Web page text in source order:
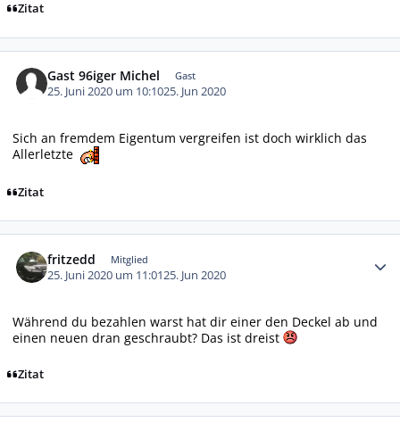
Zitat
Gast 96iger Michel Gast
25. Juni 2020 um 10:1025. Jun 2020
Sich an fremdem Eigentum vergreifen ist doch wirklich das
Allerletzte
Zitat
fritzedd Mitglied
25. Juni 2020 um 11:0125. Jun 2020
Während du bezahlen warst hat dir einer den Deckel ab und
einen neuen dran geschraubt? Das ist dreist
Zitat